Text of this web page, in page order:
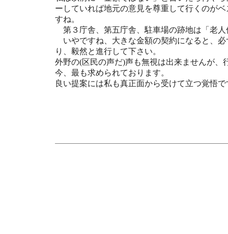
ーしていれば地元の意見を尊重して行くのが
すね。
第３庁舎、第五庁舎、駐車場の跡地は「老
いやですね、大きな金額の契約になると、
り、毅然と進行して下さい。
外野の(区民の声だ)声も無視は出来ませんが、
今、最も求められております。
良い提案には私も真正面から受けて立つ覚悟